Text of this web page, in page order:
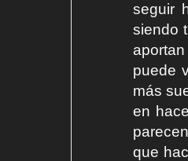
seguir
siendo
puede
más
en
que